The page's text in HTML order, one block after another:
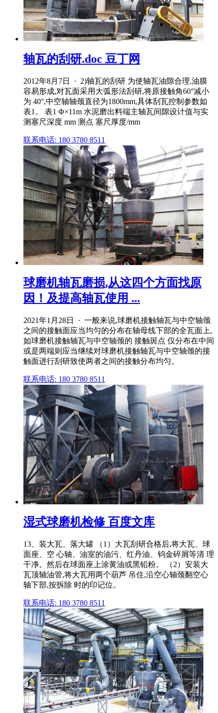
轴瓦的刮研.doc 豆丁网
2012年8月7日 · 2)轴瓦的刮研 为使轴瓦油隙合理,油膜
容易形成,对瓦面采用大弧形法刮研,将原接触角60°减小
为 40°,中空轴轴颈直径为1800mm,具体刮瓦控制参数如
表1。 表1 Φ×11m 水泥磨出料端主轴瓦间隙设计值与实
测塞尺深度 mm 测点 塞尺厚度/mm
联系电话: 180 3780 8511
球磨机轴瓦磨损,从这四个方面找原
因！及提高轴瓦使用 ...
2021年1月28日 · 一般来说,球磨机接触轴瓦与中空轴颈
之间的接触面应当均匀的分布在轴母线下部的全瓦面上,
如球磨机接触轴瓦与中空轴颈的 接触斑点 仅分布在中间
或是两端则应当继续对球磨机接触轴瓦与中空轴颈的接
触面进行刮研致使两者之间的接触分布均匀。
联系电话: 180 3780 8511
湿式球磨机检修 百度文库
13、装大瓦、落大罐 （1）大瓦刮研合格后,将大瓦、球
面座、空 心轴、油室的油污、红丹油、钨金碎屑等清 理
干净。然后在球面座上涂黄油或黑铅粉。 （2）安装大
瓦顶轴油管,将大瓦用两个葫芦 吊住,沿空心轴颈翻空心
轴下部,按拆除 时的印记位。
联系电话: 180 3780 8511